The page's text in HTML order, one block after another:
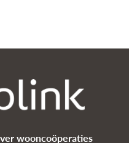
wooncoöperaties